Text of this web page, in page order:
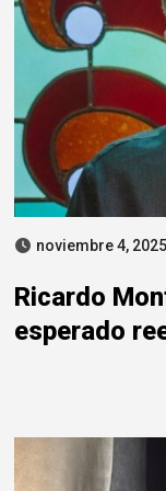
noviembre 4, 2025
Ricardo
esperado